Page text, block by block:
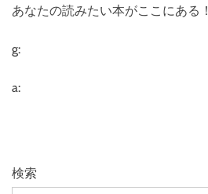
あなたの読みたい本がここにある！
g:
a:
検索